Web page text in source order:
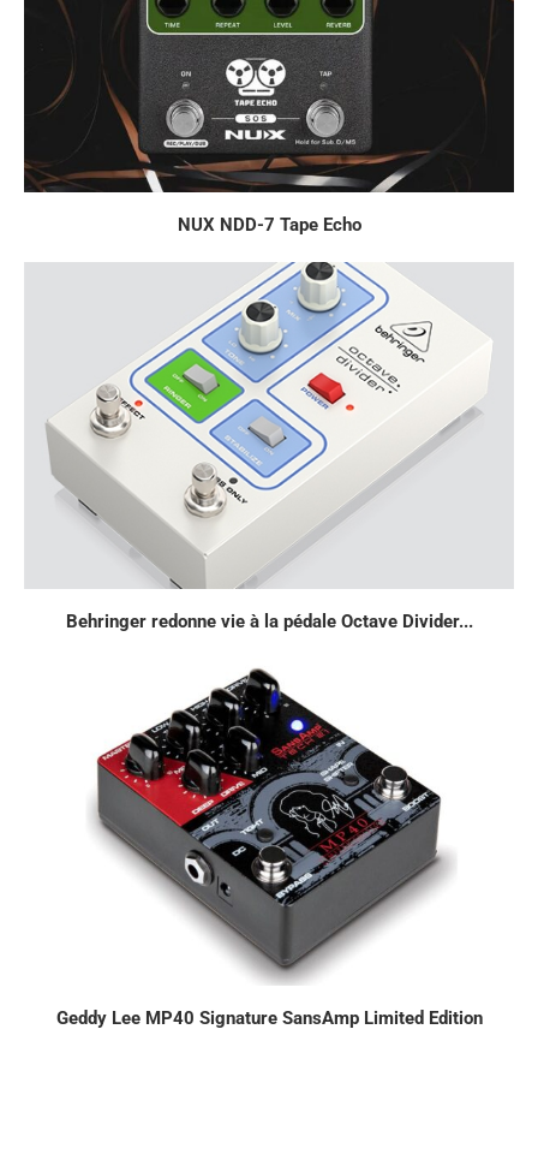
NUX NDD-7 Tape Echo
Behringer redonne vie à la pédale Octave Divider...
Geddy Lee MP40 Signature SansAmp Limited Edition